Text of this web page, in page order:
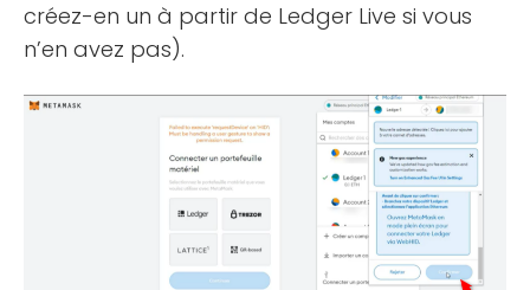
créez-en un à partir de Ledger Live si vous
n’en avez pas).